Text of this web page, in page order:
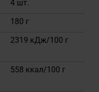
4 шт.
180 г
2319 кДж/100 г
558 ккал/100 г